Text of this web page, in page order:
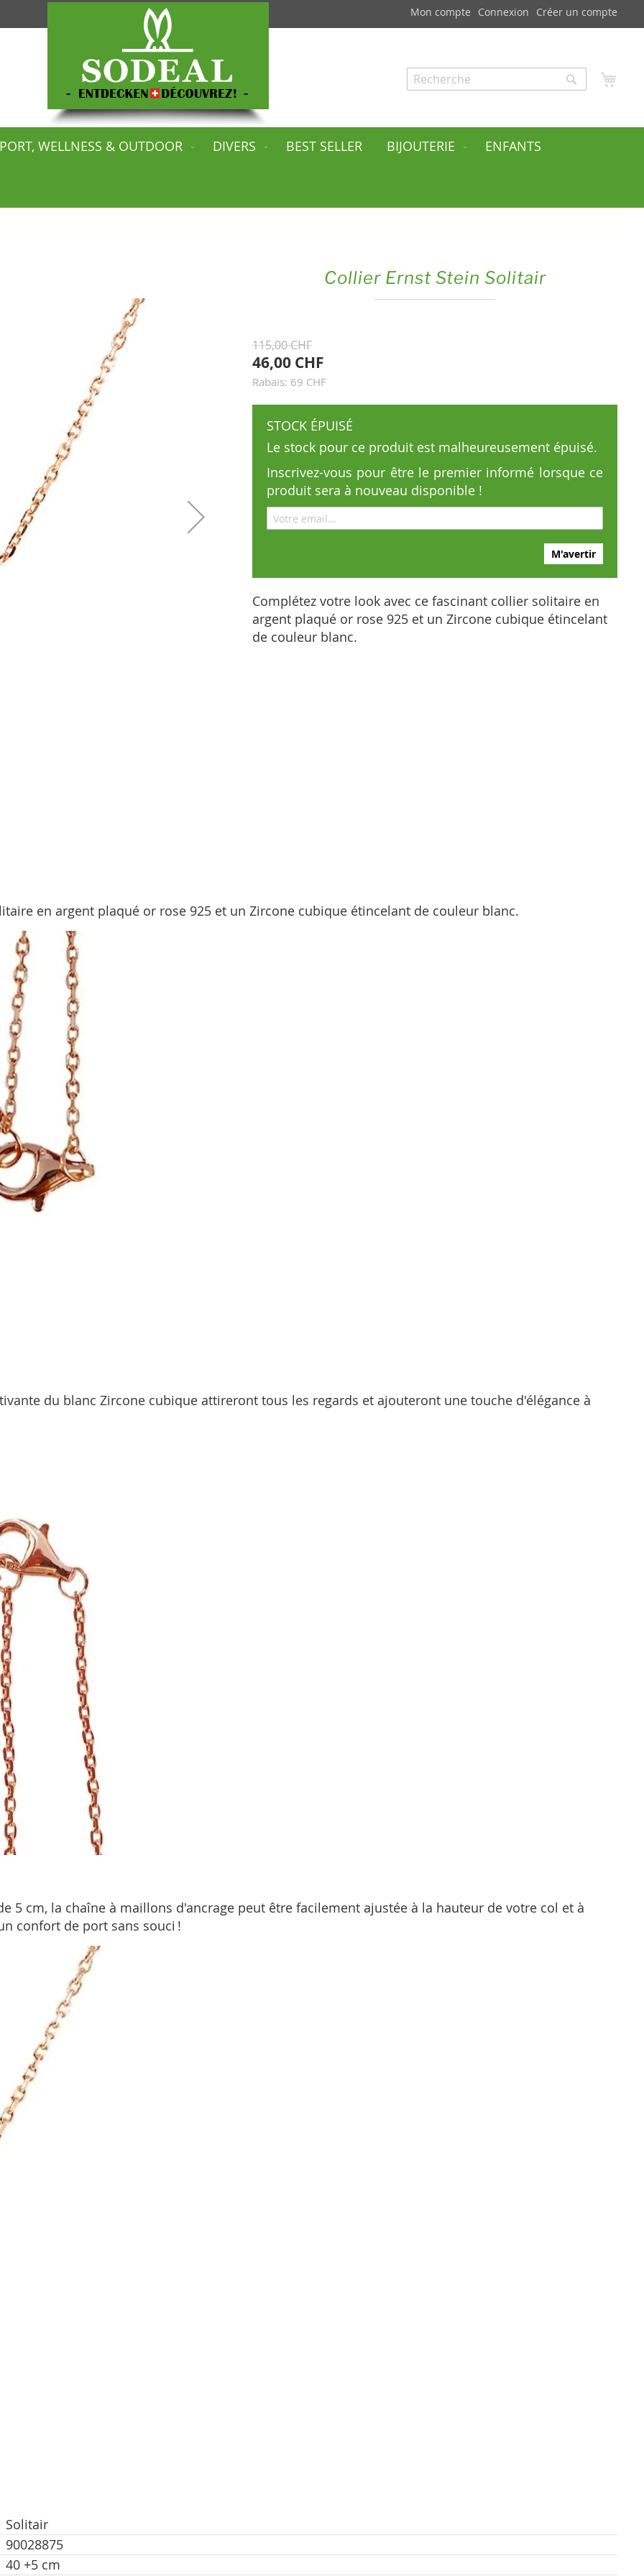
Mon compte Connexion Créer un compte
Rechercher
WELLNESS & OUTDOOR DIVERS BEST SELLER BIJOUTERIE ENFANTS
Collier Ernst Stein Solitair
115,00 CHF
46,00 CHF
Rabais: 69 CHF
STOCK ÉPUISÉ
Le stock pour ce produit est malheureusement épuisé.
Inscrivez-vous pour être le premier informé lorsque ce
produit sera à nouveau disponible !
M'avertir
Complétez votre look avec ce fascinant collier solitaire en
argent plaqué or rose 925 et un Zircone cubique étincelant
de couleur blanc.
en argent plaqué or rose 925 et un Zircone cubique étincelant de couleur blanc.
du blanc Zircone cubique attireront tous les regards et ajouteront une touche d'élégance à
5 cm, la chaîne à maillons d'ancrage peut être facilement ajustée à la hauteur de votre col et à
confort de port sans souci !
Solitair
90028875
40 +5 cm